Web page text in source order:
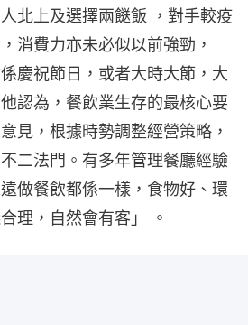
北上及選擇兩餸飯 ，對手較疫
消費力亦未必似以前強勁，
慶祝節日，或者大時大節，大
認為，餐飲業生存的最核心要
見，根據時勢調整經營策略，
二法門。有多年管理餐廳經驗
做餐飲都係一樣，食物好、環
理，自然會有客」 。